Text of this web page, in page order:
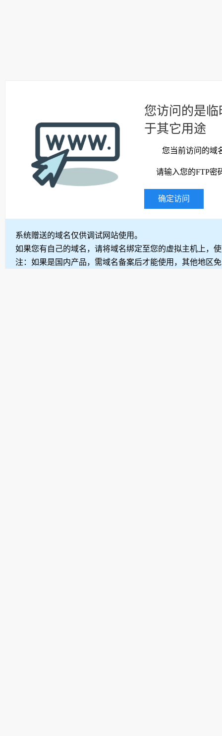
您访问的是
于其它用途
您当前访问的域
请输入您的FTP密
确定访问
系统赠送的域名仅供调试网站使用。
如果您有自己的域名，请将域名绑定至您的虚拟主机上，
注：如果是国内产品，需域名备案后才能使用，其他地区